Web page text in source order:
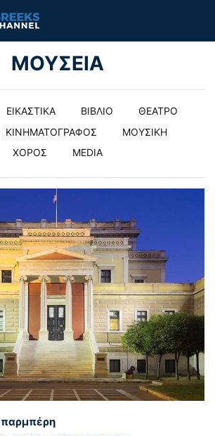
ΜΟΥΣΕΙΑ
ΕΙΚΑΣΤΙΚΑ ΒΙΒΛΙΟ
ΘΕΑΤΡΟ
ΚΙΝΗΜΑΤΟΓΡΑΦΟΣ
ΜΟΥΣΙΚΗ
ΧΟΡΟΣ
MEDIA